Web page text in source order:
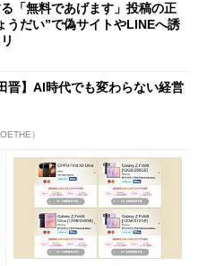
「無料であげます」投稿の正
だい”で偽サイトやLINEへ誘
晋】AI時代でも変わらない経営
）